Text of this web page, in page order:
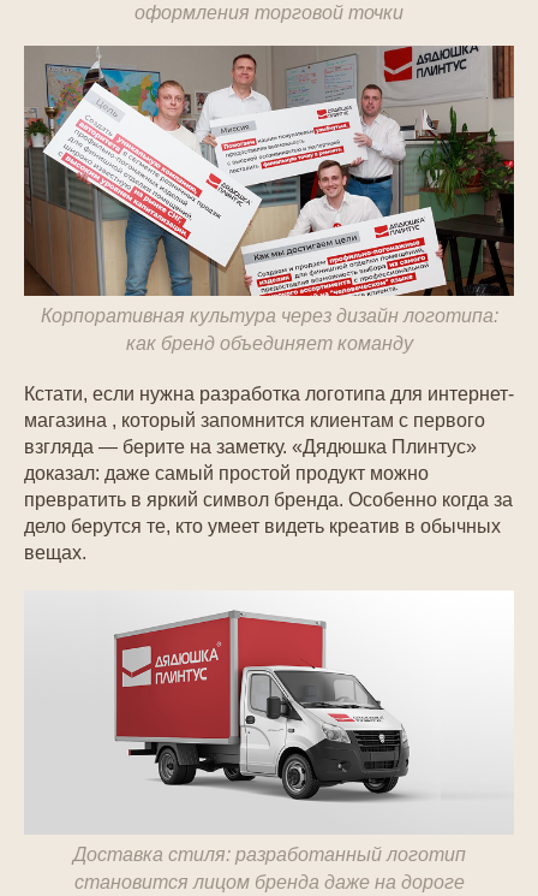
оформления торговой точки
Корпоративная культура через дизайн логотипа:
как бренд объединяет команду
Кстати, если нужна разработка логотипа для интернет-
магазина , который запомнится клиентам с первого
взгляда — берите на заметку. «Дядюшка Плинтус»
доказал: даже самый простой продукт можно
превратить в яркий символ бренда. Особенно когда за
дело берутся те, кто умеет видеть креатив в обычных
вещах.
Доставка стиля: разработанный логотип
становится лицом бренда даже на дороге